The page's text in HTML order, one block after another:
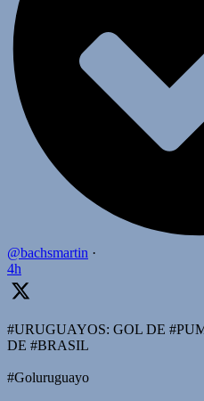
@bachsmartin ·
4h
#URUGUAYOS: GOL DE
DE #BRASIL
#Goluruguayo